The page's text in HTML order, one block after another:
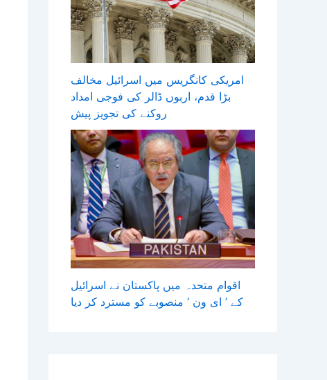
امریکی کانگریس میں اسرائیل مخالف
بڑا قدم، اربوں ڈالر کی فوجی امداد
روکنے کی تجویز پیش
اقوام متحدہ میں پاکستان نے اسرائیل
کے ’ ای ون ‘ منصوبے کو مسترد کر دیا